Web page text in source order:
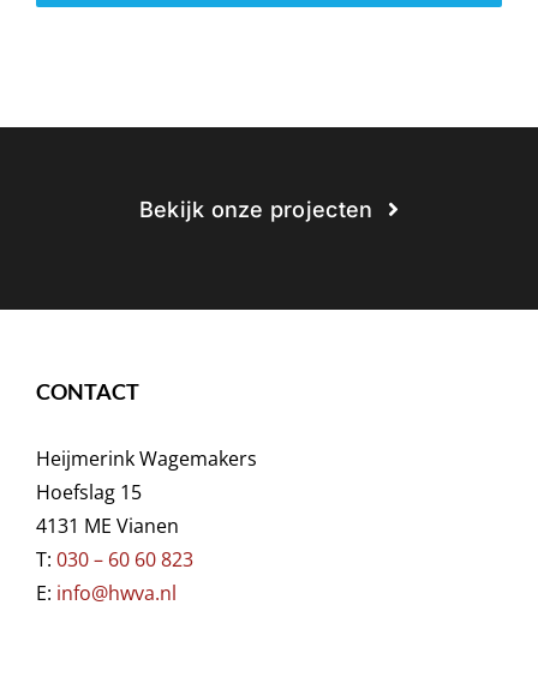
Bekijk onze projecten
CONTACT
Heijmerink Wagemakers
Hoefslag 15
4131 ME Vianen
T: 030 – 60 60 823
E: info@hwva.nl